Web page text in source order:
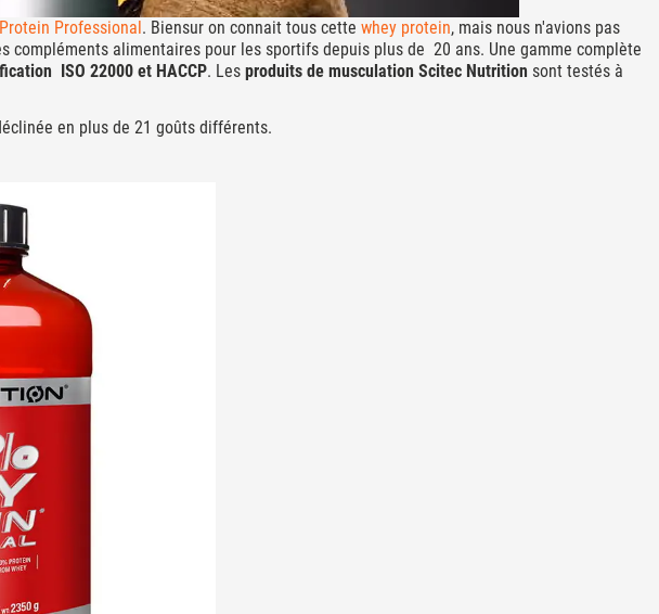
Professional . Biensur on connait tous cette whey protein, mais nous n'avions pas
compléments alimentaires pour les sportifs depuis plus de 20 ans. Une gamme complète
ISO 22000 et HACCP. Les produits de musculation Scitec Nutrition sont testés à
en plus de 21 goûts différents.